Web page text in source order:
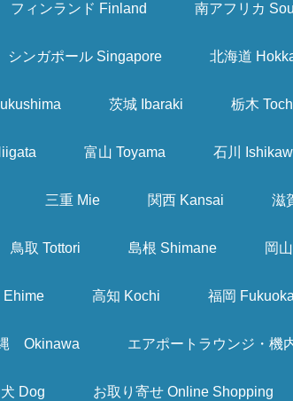
フィンランド Finland 南アフリカ
シンガポール Singapore 北海道
茨城 Ibaraki 栃木
富山 Toyama 石川
三重 Mie 関西 Kansai 滋
鳥取 Tottori 島根 Shimane 岡
Ehime 高知 Kochi 福岡 Fukuoka
Okinawa エアポートラウンジ・機
Dog お取り寄せ Online Shopping